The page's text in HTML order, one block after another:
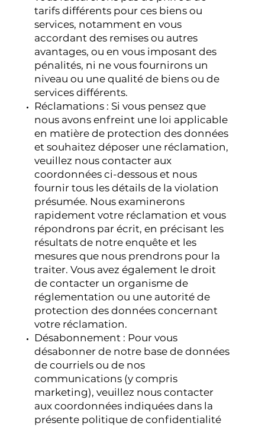
tarifs différents pour ces biens ou
services, notamment en vous
accordant des remises ou autres
avantages, ou en vous imposant des
pénalités, ni ne vous fournirons un
niveau ou une qualité de biens ou de
services différents.
Réclamations : Si vous pensez que
nous avons enfreint une loi applicable
en matière de protection des données
et souhaitez déposer une réclamation,
veuillez nous contacter aux
coordonnées ci-dessous et nous
fournir tous les détails de la violation
présumée. Nous examinerons
rapidement votre réclamation et vous
répondrons par écrit, en précisant les
résultats de notre enquête et les
mesures que nous prendrons pour la
traiter. Vous avez également le droit
de contacter un organisme de
réglementation ou une autorité de
protection des données concernant
votre réclamation.
Désabonnement : Pour vous
désabonner de notre base de données
de courriels ou de nos
communications (y compris
marketing), veuillez nous contacter
aux coordonnées indiquées dans la
présente politique de confidentialité